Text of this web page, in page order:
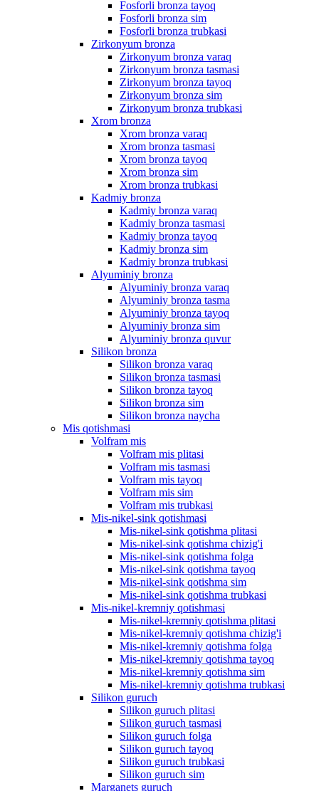
Fosforli bronza tayoq
Fosforli bronza sim
Fosforli bronza trubkasi
Zirkonyum bronza
Zirkonyum bronza varaq
Zirkonyum bronza tasmasi
Zirkonyum bronza tayoq
Zirkonyum bronza sim
Zirkonyum bronza trubkasi
Xrom bronza
Xrom bronza varaq
Xrom bronza tasmasi
Xrom bronza tayoq
Xrom bronza sim
Xrom bronza trubkasi
Kadmiy bronza
Kadmiy bronza varaq
Kadmiy bronza tasmasi
Kadmiy bronza tayoq
Kadmiy bronza sim
Kadmiy bronza trubkasi
Alyuminiy bronza
Alyuminiy bronza varaq
Alyuminiy bronza tasma
Alyuminiy bronza tayoq
Alyuminiy bronza sim
Alyuminiy bronza quvur
Silikon bronza
Silikon bronza varaq
Silikon bronza tasmasi
Silikon bronza tayoq
Silikon bronza sim
Silikon bronza naycha
Mis qotishmasi
Volfram mis
Volfram mis plitasi
Volfram mis tasmasi
Volfram mis tayoq
Volfram mis sim
Volfram mis trubkasi
Mis-nikel-sink qotishmasi
Mis-nikel-sink qotishma plitasi
Mis-nikel-sink qotishma chizig'i
Mis-nikel-sink qotishma folga
Mis-nikel-sink qotishma tayoq
Mis-nikel-sink qotishma sim
Mis-nikel-sink qotishma trubkasi
Mis-nikel-kremniy qotishmasi
Mis-nikel-kremniy qotishma plitasi
Mis-nikel-kremniy qotishma chizig'i
Mis-nikel-kremniy qotishma folga
Mis-nikel-kremniy qotishma tayoq
Mis-nikel-kremniy qotishma sim
Mis-nikel-kremniy qotishma trubkasi
Silikon guruch
Silikon guruch plitasi
Silikon guruch tasmasi
Silikon guruch folga
Silikon guruch tayoq
Silikon guruch trubkasi
Silikon guruch sim
Marganets guruch